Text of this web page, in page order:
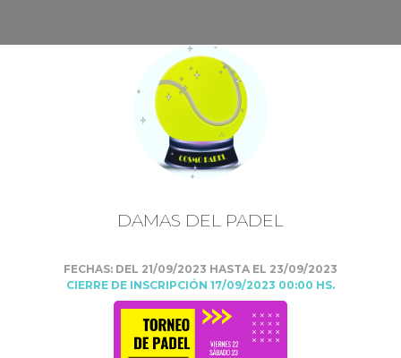
DAMAS DEL PADEL
FECHAS: DEL 21/09/2023 HASTA EL 23/09/2023
CIERRE DE INSCRIPCIÓN 17/09/2023 00:00 HS.